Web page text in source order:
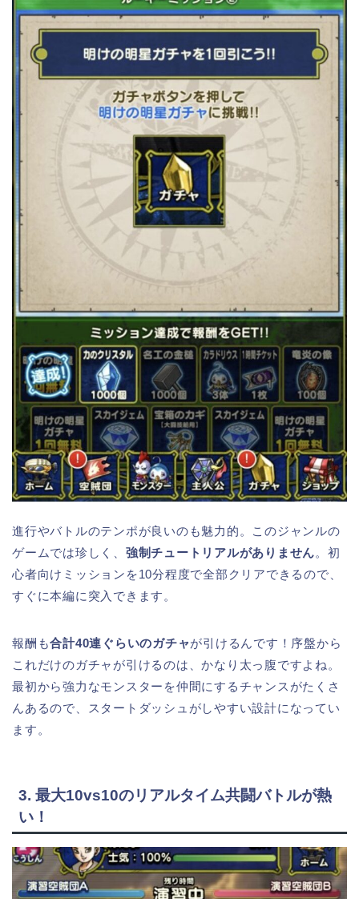
進行やバトルのテンポが良いのも魅力的。このジャンルの
ゲームでは珍しく、 強制チュートリアルがありません。初
心者向けミッションを10分程度で全部クリアできるので、
すぐに本編に突入できます。
報酬も合計40連ぐらいのガチャが引けるんです！序盤から
これだけのガチャが引けるのは、かなり太っ腹ですよね。
最初から強力なモンスターを仲間にするチャンスがたくさ
んあるので、スタートダッシュがしやすい設計になってい
ます。
3. 最大10vs10のリアルタイム共闘バトルが熱
い！